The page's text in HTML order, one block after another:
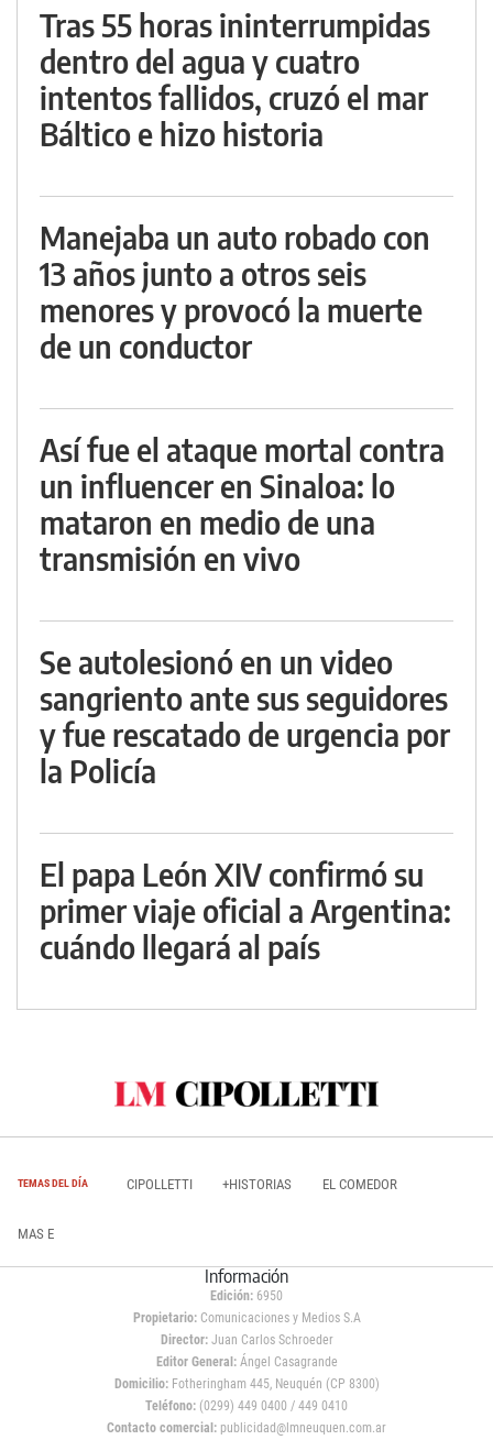
Tras 55 horas ininterrumpidas
dentro del agua y cuatro
intentos fallidos, cruzó el mar
Báltico e hizo historia
Manejaba un auto robado con
13 años junto a otros seis
menores y provocó la muerte
de un conductor
Así fue el ataque mortal contra
un influencer en Sinaloa: lo
mataron en medio de una
transmisión en vivo
Se autolesionó en un video
sangriento ante sus seguidores
y fue rescatado de urgencia por
la Policía
El papa León XIV confirmó su
primer viaje oficial a Argentina:
cuándo llegará al país
TEMAS DEL DÍA CIPOLLETTI +HISTORIAS EL COMEDOR
MAS E
Información
Edición: 6950
Propietario:Comunicaciones y Medios S.A
Director: Juan Carlos Schroeder
Editor General:Ángel Casagrande
Domicilio:Fotheringham 445, Neuquén (CP 8300)
Teléfono: (0299) 449 0400 / 449 0410
Contacto comercial: publicidad@lmneuquen.com.ar